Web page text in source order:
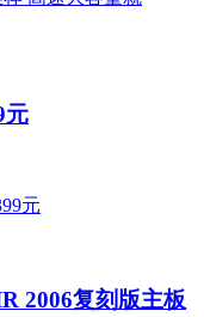
元
2006复刻版主板